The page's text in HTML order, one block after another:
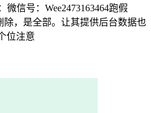
信号：Wee2473163464跑假
除，是全部。让其提供后台数据也
位注意